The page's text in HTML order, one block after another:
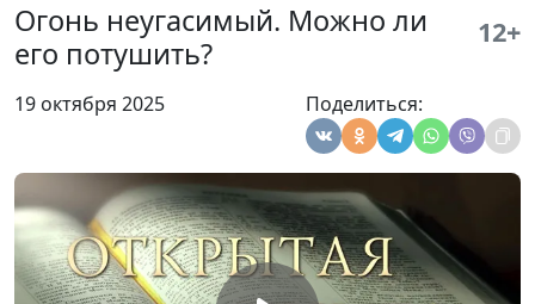
Огонь неугасимый. Можно ли
его потушить?
12+
19 октября 2025 Поделиться:
священнослужитель,
Страшный суд. День,
Юлия Синицына,
Александр Синицын,
священнослужитель,
Бессмертные души. Как
живется нечестивым в аду?
Юлия Синицына,
Александр Синицын,
священнослужитель,